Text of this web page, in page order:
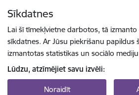
Sīkdatnes
Lai šī tīmekļvietne darbotos, tā
sīkdatnes. Ar Jūsu piekrišanu papildus
izmantotas statistikas un sociālo
Lūdzu, atzīmējiet savu izvēli:
Noraidīt